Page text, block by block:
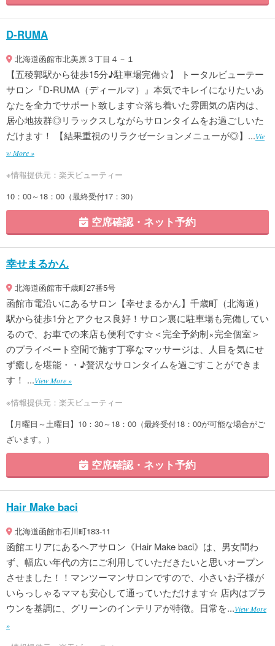
D-RUMA
北海道函館市北美原３丁目４－１
【五稜郭駅から徒歩15分♪駐車場完備☆】 トータルビューテー
サロン『D-RUMA（ディールマ）』本気でキレイになりたいあ
なたを全力でサポート致します☆落ち着いた雰囲気の店内は、
居心地抜群◎リラックスしながらサロンタイムをお過ごしいた
だけます！ 【結果重視のリラクゼーションメニューが◎】...Vie
w More »
※情報提供元：楽天ビューティー
10：00～18：00（最終受付17：30）
空席確認・ネット予約
幸せまるかん
北海道函館市千歳町27番5号
函館市電沿いにあるサロン【幸せまるかん】千歳町（北海道）
駅から徒歩1分とアクセス良好！サロン裏に駐車場も完備してい
るので、お車での来店も便利です☆＜完全予約制×完全個室＞
のプライベート空間で施す丁寧なマッサージは、人目を気にせ
ず癒しを堪能・・♪贅沢なサロンタイムを過ごすことができま
す！ ...View More »
※情報提供元：楽天ビューティー
【月曜日～土曜日】10：30～18：00（最終受付18：00が可能な場合がご
ざいます。）
空席確認・ネット予約
Hair Make baci
北海道函館市石川町183-11
函館エリアにあるヘアサロン《Hair Make baci》は、男女問わ
ず、幅広い年代の方にご利用していただきたいと思いオープン
させました！！マンツーマンサロンですので、小さいお子様が
いらっしゃるママも安心して通っていただけます☆ 店内はブラ
ウンを基調に、グリーンのインテリアが特徴。日常を...View More
»